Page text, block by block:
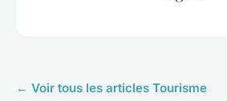
← Voir tous les articles Tourisme